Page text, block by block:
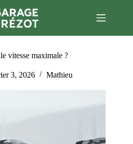
vitesse maximale ?
3, 2026 Mathieu